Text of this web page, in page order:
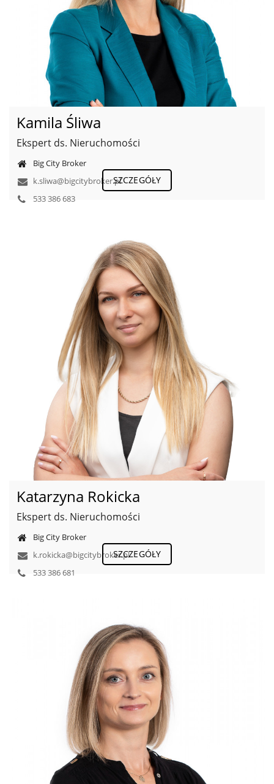
Kamila Śliwa
Ekspert ds. Nieruchomości
Big City Broker
k.sliwa@bigcitybroker.pl
533 386 683
SZCZEGÓŁY
Katarzyna Rokicka
Ekspert ds. Nieruchomości
Big City Broker
k.rokicka@bigcitybroker.pl
533 386 681
SZCZEGÓŁY